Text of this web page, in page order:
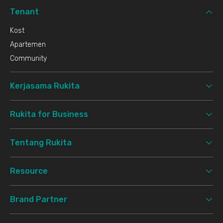
Tenant
Kost
Apartemen
Community
Kerjasama Rukita
Rukita for Business
Tentang Rukita
Resource
Brand Partner